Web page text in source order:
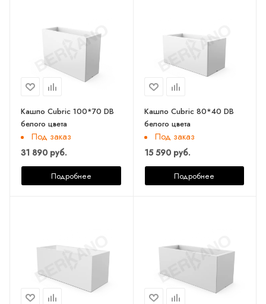
Кашпо Cubric 100*70 DB
белого цвета
Под заказ
31 890 руб.
Подробнее
Кашпо Cubric 80*40 DB
белого цвета
Под заказ
15 590 руб.
Подробнее